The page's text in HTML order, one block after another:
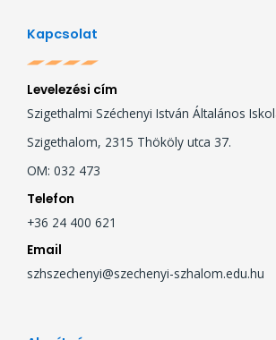
Kapcsolat
Levelezési cím
Szigethalmi Széchenyi István Általános
Szigethalom, 2315 Thököly utca 37.
OM: 032 473
Telefon
+36 24 400 621
Email
szhszechenyi@szechenyi-szhalom.edu.hu